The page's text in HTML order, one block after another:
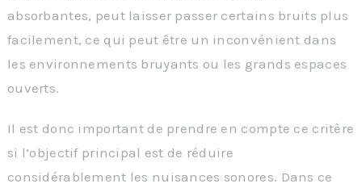
absorbantes, peut laisser passer certains bruits plus
facilement, ce qui peut être un inconvénient dans
les environnements bruyants ou les grands espaces
ouverts.
Il est donc important de prendre en compte ce critère
si l’objectif principal est de réduire
considérablement les nuisances sonores. Dans ce